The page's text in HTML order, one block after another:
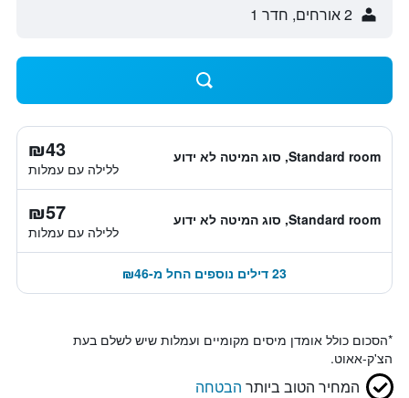
2 אורחים, חדר 1
Standard room, סוג המיטה לא ידוע ₪43
ללילה עם עמלות
Standard room, סוג המיטה לא ידוע ₪57
ללילה עם עמלות
23 דילים נוספים החל מ-₪46
*הסכום כולל אומדן מיסים מקומיים ועמלות שיש לשלם בעת
הצ'ק-אאוט.
המחיר הטוב ביותר הבטחה